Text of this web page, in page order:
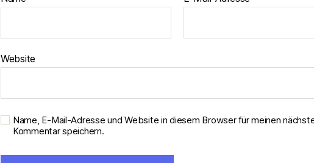
Website
Name, E-Mail-Adresse und Website in diesem Browser für meinen
Kommentar speichern.